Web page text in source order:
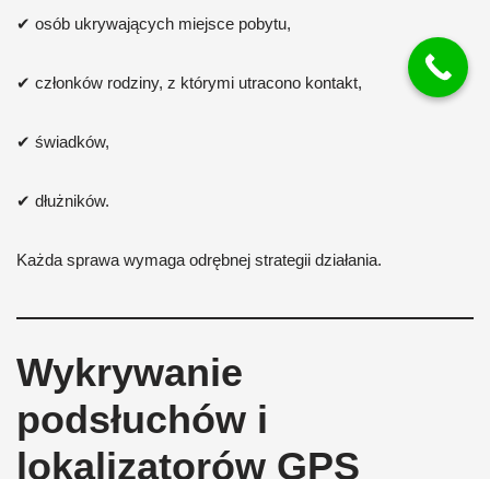
✔ osób ukrywających miejsce pobytu,
✔ członków rodziny, z którymi utracono kontakt,
✔ świadków,
✔ dłużników.
Każda sprawa wymaga odrębnej strategii działania.
Wykrywanie
podsłuchów i
lokalizatorów GPS